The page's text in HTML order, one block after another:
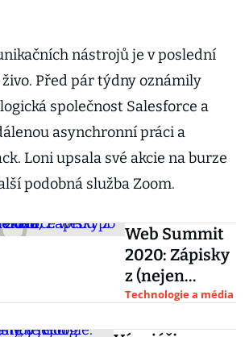
nástrojů je v poslední
Před pár týdny oznámily
společnost Salesforce a
asynchronní práci a
Loni upsala své akcie na burze
podobná služba Zoom.
Web Summit
2020: Zápisky
z (nejen
internetové)
Technologie a média